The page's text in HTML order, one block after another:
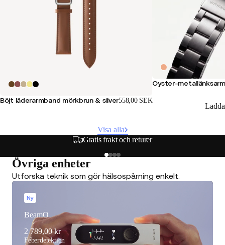
Böjt läderarmband mörkbrun & silver558,00 SEK
Oyster-
Visa alla
Gratis frakt och returer
Övriga enheter
Utforska teknik som gör hälsospårning enkelt.
Ny
BeamO
2 789,00 kr
Féberdetektion